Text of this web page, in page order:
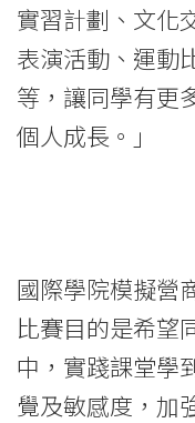
實習計劃、文化
表演活動、運動
等，讓同學有更
個人成長。」
國際學院模擬營
比賽目的是希望
中，實踐課堂學
覺及敏感度，加